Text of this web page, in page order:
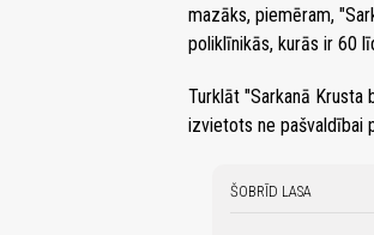
mazāks, piemēram,
poliklīnikās, kurās ir 60
Turklāt "Sarkanā
izvietots ne pašvaldībai
ŠOBRĪD LASA